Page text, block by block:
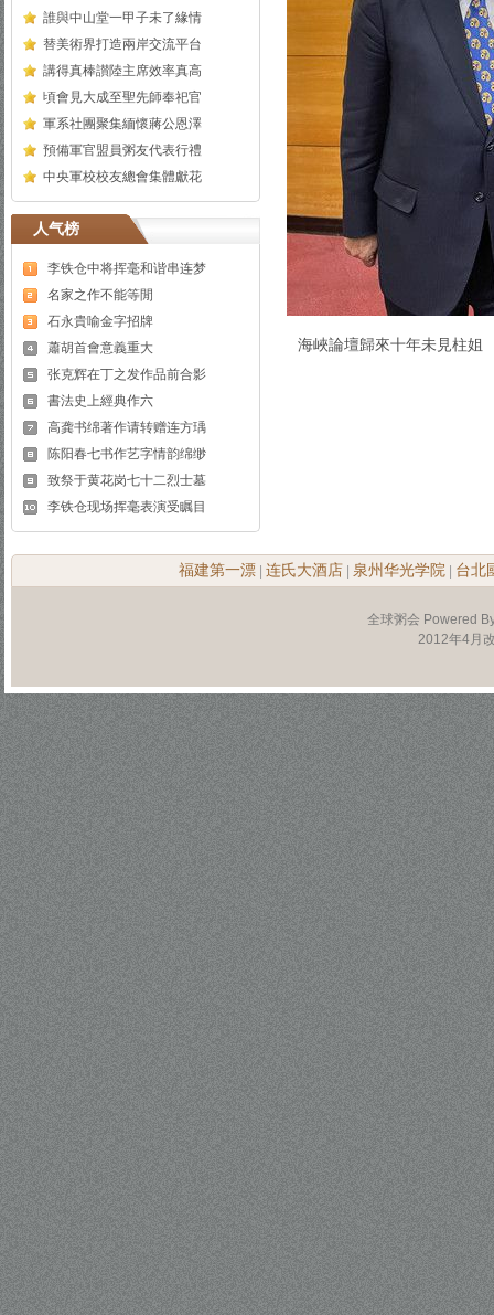
誰與中山堂一甲子未了緣情
替美術界打造兩岸交流平台
講得真棒讃陸主席效率真高
頃會見大成至聖先師奉祀官
軍系社團聚集緬懷蔣公恩澤
預備軍官盟員粥友代表行禮
中央軍校校友總會集體獻花
人气榜
李铁仓中将挥毫和谐串连梦
名家之作不能等閒
石永貴喻金字招牌
蕭胡首會意義重大
张克辉在丁之发作品前合影
書法史上經典作六
高龚书绵著作请转赠连方瑀
陈阳春七书作艺字情韵绵缈
致祭于黄花岗七十二烈士墓
李铁仓现场挥毫表演受瞩目
海峽論壇歸來十年未見柱姐
福建第一漂 连氏大酒店 泉州华光学院 台北
全球粥会 Powered
2012年4月